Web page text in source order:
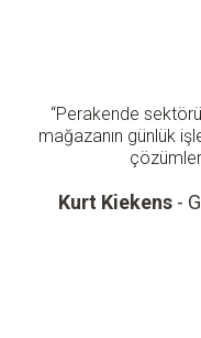
“Perakende
mağazanın günlük
Kurt Kiekens -